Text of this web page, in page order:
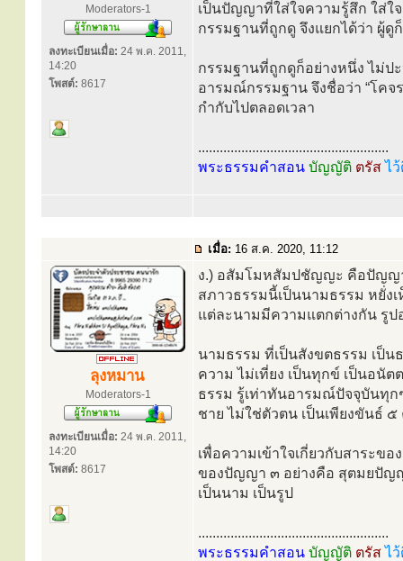
Moderators-1
ลงทะเบียนเมื่อ: 24 พ.ค. 2011,
14:20
โพสต์: 8617
เป็นปัญญาที่ใส่ใจความรู้สึก ใส่ใ
กรรมฐานที่ถูกดู จึงแยกได้ว่า ผู้ดู
กรรมฐานที่ถูกดูก็อย่างหนึ่ง ไม่
อารมณ์กรรมฐาน จึงชื่อว่า “โค
กำกับไปตลอดเวลา
.....................................................
พระธรรมคำสอน บัญญัติ ตรัสไ
เมื่อ: 16 ส.ค. 2020, 11:12
ลุงหมาน
Moderators-1
ลงทะเบียนเมื่อ: 24 พ.ค. 2011,
14:20
โพสต์: 8617
ง.) อสัมโมหสัมปชัญญะ คือปัญญา
สภาวธรรมนี้เป็นนามธรรม หยั่ง
แต่ละนามมีความแตกต่างกัน รู
นามธรรม ที่เป็นสังขตธรรม เป็น
ความ ไม่เที่ยง เป็นทุกข์ เป็นอนั
ธรรม รู้เท่าทันอารมณ์ปัจจุบันทุ
ชาย ไม่ใช่ตัวตน เป็นเพียงขันธ์
เพื่อความเข้าใจเกี่ยวกับสาระ
ของปัญญา ๓ อย่างคือ สุตมยปัญ
เป็นนาม เป็นรูป
.....................................................
พระธรรมคำสอน บัญญัติ ตรัสไ